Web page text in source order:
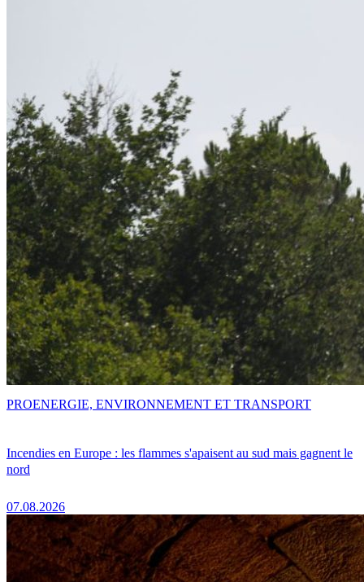
Incendies en Europe : les flammes s'apaisent au sud mais gagnent le
nord
07.08.2026
PROENERGIE, ENVIRONNEMENT ET TRANSPORT